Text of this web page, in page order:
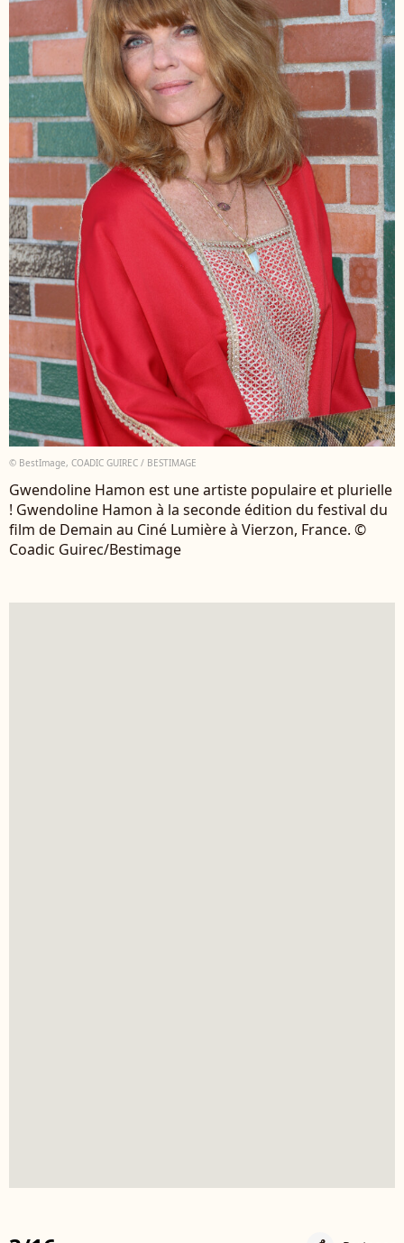
© BestImage, COADIC GUIREC / BESTIMAGE
Gwendoline Hamon est une artiste populaire et plurielle
! Gwendoline Hamon à la seconde édition du festival du
film de Demain au Ciné Lumière à Vierzon, France. ©
Coadic Guirec/Bestimage